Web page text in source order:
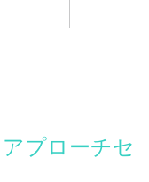
プローチセ